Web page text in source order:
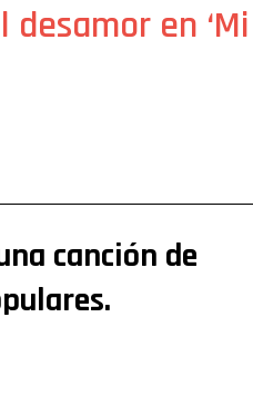
en ‘Mi
canción de